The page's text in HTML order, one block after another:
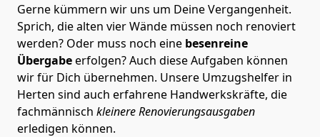
Gerne kümmern wir uns um Deine Vergangenheit.
Sprich, die alten vier Wände müssen noch renoviert
werden? Oder muss noch eine besenreine
Übergabeerfolgen? Auch diese Aufgaben können
wir für Dich übernehmen. Unsere Umzugshelfer in
Herten sind auch erfahrene Handwerkskräfte, die
fachmännisch kleinere Renovierungsausgaben
erledigen können.